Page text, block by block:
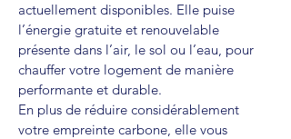
actuellement disponibles. Elle puise
l’énergie gratuite et renouvelable
présente dans l’air, le sol ou l’eau, pour
chauffer votre logement de manière
performante et durable.
En plus de réduire considérablement
votre empreinte carbone, elle vous